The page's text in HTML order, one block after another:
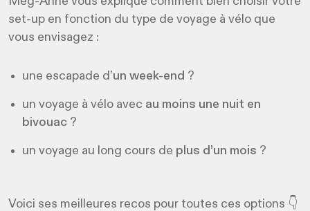
set-up en fonction du type de voyage à vélo que
vous envisagez :
une escapade d’un week-end ?
un voyage à vélo avec au moins une nuit en
bivouac ?
un voyage au long cours de plus d’un mois ?
Voici ses meilleures recos pour toutes ces options 👇